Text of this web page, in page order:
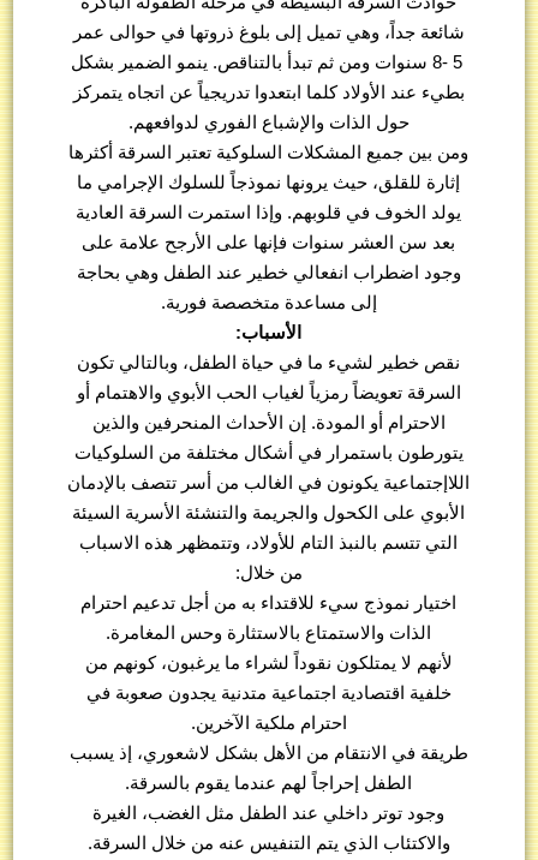
شائعة جداً، وهي تميل إلى بلوغ ذروتها في حوالى عمر
5 -8 سنوات ومن ثم تبدأ بالتناقص. ينمو الضمير بشكل
بطيء عند الأولاد كلما ابتعدوا تدريجياً عن اتجاه يتمركز
حول الذات والإشباع الفوري لدوافعهم.
ومن بين جميع المشكلات السلوكية تعتبر السرقة أكثرها
إثارة للقلق، حيث يرونها نموذجاً للسلوك الإجرامي ما
يولد الخوف في قلوبهم. وإذا استمرت السرقة العادية
بعد سن العشر سنوات فإنها على الأرجح علامة على
وجود اضطراب انفعالي خطير عند الطفل وهي بحاجة
إلى مساعدة متخصصة فورية.
الأسباب:
نقص خطير لشيء ما في حياة الطفل، وبالتالي تكون
السرقة تعويضاً رمزياً لغياب الحب الأبوي والاهتمام أو
الاحترام أو المودة. إن الأحداث المنحرفين والذين
يتورطون باستمرار في أشكال مختلفة من السلوكيات
اللاإجتماعية يكونون في الغالب من أسر تتصف بالإدمان
الأبوي على الكحول والجريمة والتنشئة الأسرية السيئة
التي تتسم بالنبذ التام للأولاد، وتتمظهر هذه الاسباب
من خلال:
اختيار نموذج سيء للاقتداء به من أجل تدعيم احترام
الذات والاستمتاع بالاستثارة وحس المغامرة.
لأنهم لا يمتلكون نقوداً لشراء ما يرغبون، كونهم من
خلفية اقتصادية اجتماعية متدنية يجدون صعوبة في
احترام ملكية الآخرين.
طريقة في الانتقام من الأهل بشكل لاشعوري، إذ يسبب
الطفل إحراجاً لهم عندما يقوم بالسرقة.
وجود توتر داخلي عند الطفل مثل الغضب، الغيرة
والاكتئاب الذي يتم التنفيس عنه من خلال السرقة.